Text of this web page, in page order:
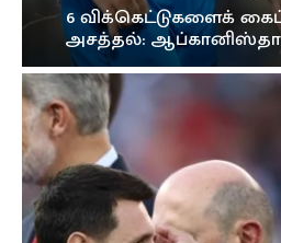
6 விக்கெட்டுகளைக்
அசத்தல்: